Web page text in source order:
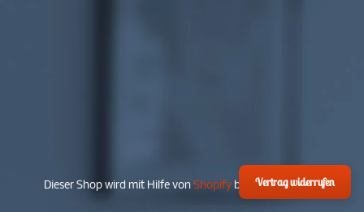
Dieser Shop wird mit Hilfe von Shopify betrieben werden
Vertrag widerrufen